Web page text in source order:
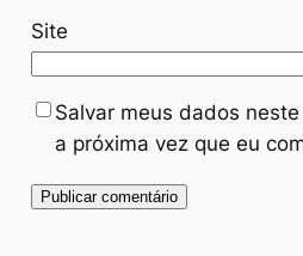
Site
Salvar meus dados
a próxima vez que eu